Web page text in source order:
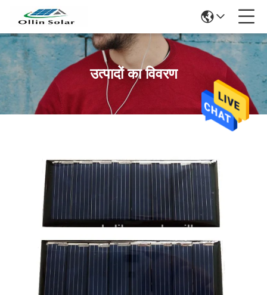
उत्पादों का विवरण